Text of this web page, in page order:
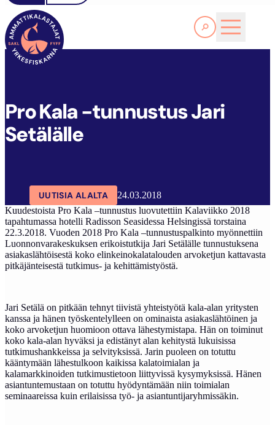
Lue lisää
SAKL
Pro Kala -tunnustus Jari
Setälälle
UUTISIA ALALTA
24.03.2018
Kuudestoista Pro Kala –tunnustus luovutettiin Kalaviikko 2018
tapahtumassa hotelli Radisson Seasidessa Helsingissä torstaina
22.3.2018. Vuoden 2018 Pro Kala –tunnustuspalkinto myönnettiin
Luonnonvarakeskuksen erikoistutkija Jari Setälälle tunnustuksena
asiakaslähtöisestä koko elinkeinokalatalouden arvoketjun kattavasta
pitkäjänteisestä tutkimus- ja kehittämistyöstä.
Jari Setälä on pitkään tehnyt tiivistä yhteistyötä kala-alan yritysten
kanssa ja hänen työskentelylleen on ominaista asiakaslähtöinen ja
koko arvoketjun huomioon ottava lähestymistapa. Hän on toiminut
koko kala-alan hyväksi ja edistänyt alan kehitystä lukuisissa
tutkimushankkeissa ja selvityksissä. Jarin puoleen on totuttu
kääntymään lähestulkoon kaikissa kalatoimialan ja
kalamarkkinoiden tutkimustietoon liittyvissä kysymyksissä. Hänen
asiantuntemustaan on totuttu hyödyntämään niin toimialan
seminaareissa kuin erilaisissa työ- ja asiantuntijaryhmissäkin.